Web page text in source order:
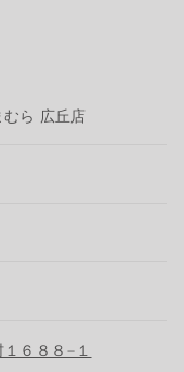
ら 広丘店
６８８−１